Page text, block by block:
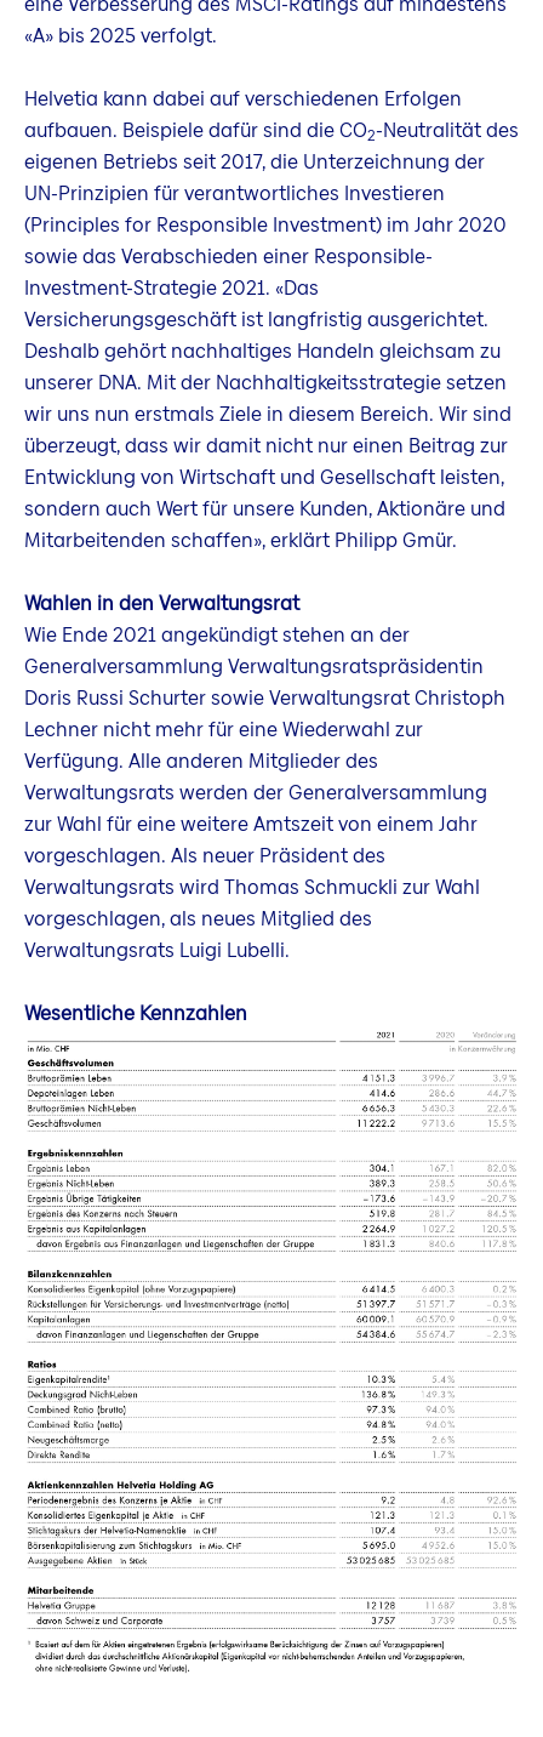
«A» bis 2025 verfolgt.
Helvetia kann dabei auf verschiedenen Erfolgen
aufbauen. Beispiele dafür sind die CO2-Neutralität des
eigenen Betriebs seit 2017, die Unterzeichnung der
UN-Prinzipien für verantwortliches Investieren
(Principles for Responsible Investment) im Jahr 2020
sowie das Verabschieden einer Responsible-
Investment-Strategie 2021. «Das
Versicherungsgeschäft ist langfristig ausgerichtet.
Deshalb gehört nachhaltiges Handeln gleichsam zu
unserer DNA. Mit der Nachhaltigkeitsstrategie setzen
wir uns nun erstmals Ziele in diesem Bereich. Wir sind
überzeugt, dass wir damit nicht nur einen Beitrag zur
Entwicklung von Wirtschaft und Gesellschaft leisten,
sondern auch Wert für unsere Kunden, Aktionäre und
Mitarbeitenden schaffen», erklärt Philipp Gmür.
Wahlen in den Verwaltungsrat
Wie Ende 2021 angekündigt stehen an der
Generalversammlung Verwaltungsratspräsidentin
Doris Russi Schurter sowie Verwaltungsrat Christoph
Lechner nicht mehr für eine Wiederwahl zur
Verfügung. Alle anderen Mitglieder des
Verwaltungsrats werden der Generalversammlung
zur Wahl für eine weitere Amtszeit von einem Jahr
vorgeschlagen. Als neuer Präsident des
Verwaltungsrats wird Thomas Schmuckli zur Wahl
vorgeschlagen, als neues Mitglied des
Verwaltungsrats Luigi Lubelli.
Wesentliche Kennzahlen